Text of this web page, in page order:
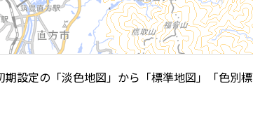
設定の「淡色地図」から「標準地図」「色別